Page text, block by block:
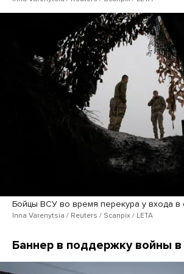
Бойцы ВСУ во время перекура у входа в
Inna Varenytsia / Reuters / Scanpix / LETA
Баннер в поддержку войны